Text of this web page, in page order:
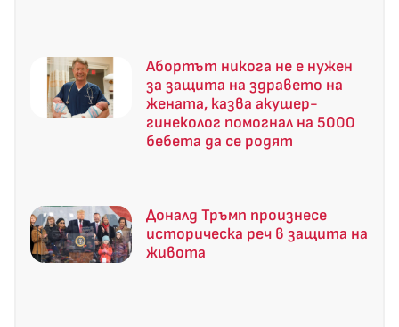
Абортът никога не е нужен
за защита на здравето на
жената, казва акушер-
гинеколог помогнал на 5000
бебета да се родят
Доналд Тръмп произнесе
историческа реч в защита на
живота